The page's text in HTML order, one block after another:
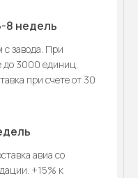
8 недель
завода. При
до 3000 единиц.
при счете от 30
авиа со
+15% к